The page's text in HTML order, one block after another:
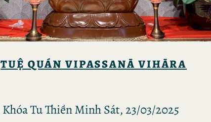
TUỆ QUÁN VIPASSANĀ VIHĀRA
Khóa Tu Thiền Minh Sát, 23/03/2025